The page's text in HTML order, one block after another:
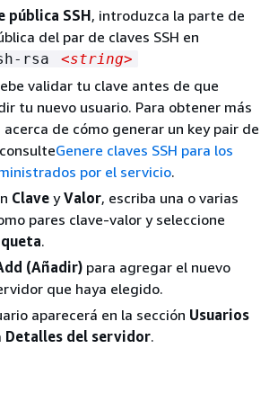
pública SSH, introduzca la parte de
del par de claves SSH en
rsa <string>
validar tu clave antes de que
tu nuevo usuario. Para obtener más
de cómo generar un key pair de
Genere claves SSH para los
por el servicio.
Clave yValor, escriba una o varias
pares clave-valor y seleccione
.
(Añadir) para agregar el nuevo
que haya elegido.
aparecerá en la sección Usuarios
Detalles del servidor.